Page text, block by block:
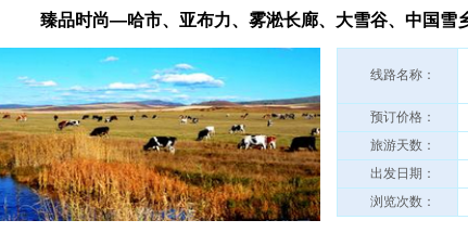
臻品时尚—哈市、亚布力、雾淞长廊、大雪谷、中国雪
线路名称：
预订价格：
旅游天数：
出发日期：
浏览次数：